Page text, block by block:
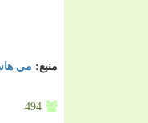
منبع: می
494